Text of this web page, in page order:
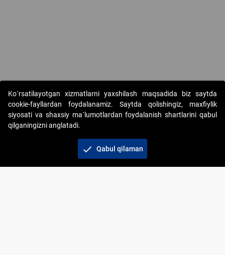
Copyright © 2017-2026. "Elektron onlayn-auksionlarni
tashkil etish" AJ. Barcha huquqlar himoyalangan
Ko`rsatilayotgan xizmatlarni yaxshilash maqsadida biz saytda
cookie-fayllardan foydalanamiz. Saytda qolishingiz, maxfiylik
siyosati va shaxsiy ma`lumotlardan foydalanish shartlarini qabul
qilganingizni anglatadi.
check Qabul qilaman